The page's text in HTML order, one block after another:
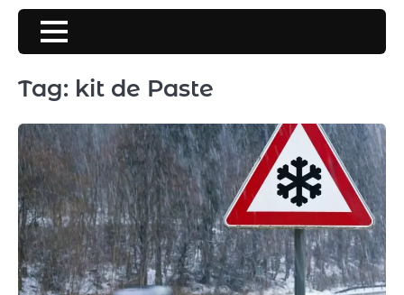
Skip
content
Tag: kit de Paste